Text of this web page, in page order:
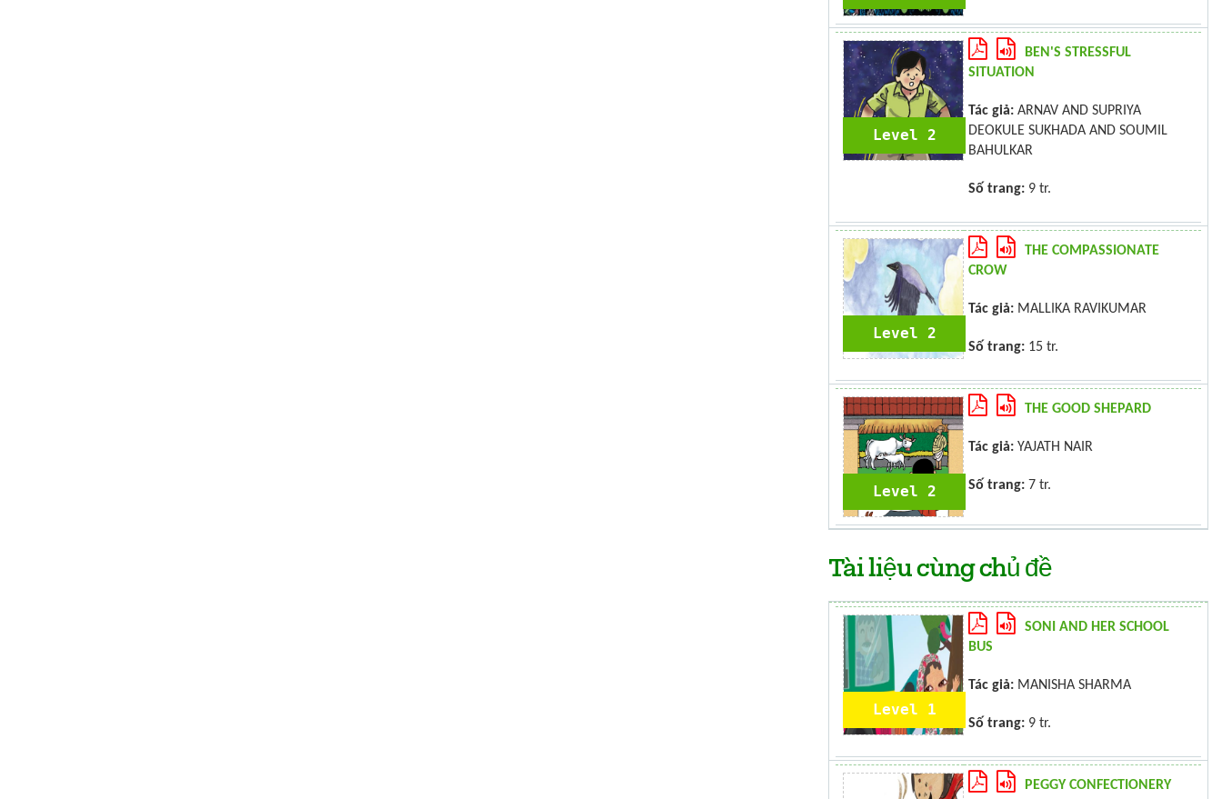
Level 2
BEN'S STRESSFUL
SITUATION
Tác giả: ARNAV AND SUPRIYA
DEOKULE SUKHADA AND SOUMIL
BAHULKAR
Số trang: 9 tr.
Level 2
THE COMPASSIONATE
CROW
Tác giả: MALLIKA RAVIKUMAR
Số trang: 15 tr.
Level 2
THE GOOD SHEPARD
Tác giả: YAJATH NAIR
Số trang: 7 tr.
Tài liệu cùng chủ đề
Level 1
SONI AND HER SCHOOL
BUS
Tác giả: MANISHA SHARMA
Số trang: 9 tr.
PEGGY CONFECTIONERY